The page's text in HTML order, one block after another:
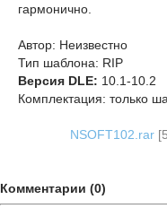
гармонично.
Автор: Неизвестно
Тип шаблона: RIP
Версия DLE: 10.1-10.2
Комплектация: только
NSOFT102.rar
Комментарии (0)